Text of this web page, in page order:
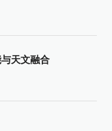
天文融合